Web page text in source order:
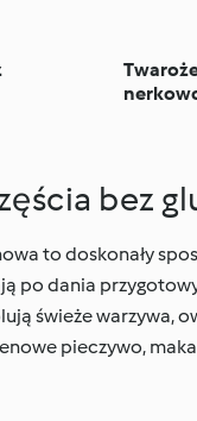
bez
to doskonały
po dania
świeże warzywa,
pieczywo,